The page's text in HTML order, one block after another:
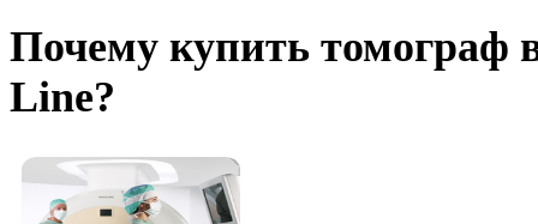
Почему купить томограф
Line?